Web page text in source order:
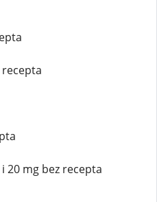
20 mg bez recepta